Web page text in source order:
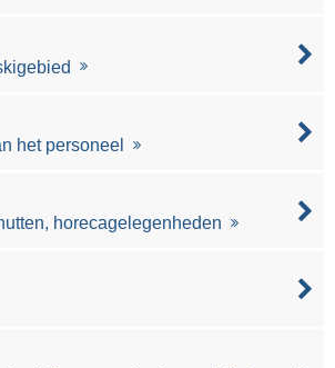
het personeel
horecagelegenheden